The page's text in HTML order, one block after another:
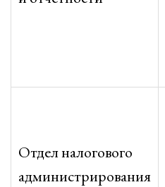
Отдел налогового
администрирования